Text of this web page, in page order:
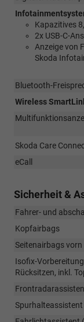
Kapazitives
2x USB-C-
Anzeige von
Skoda
Bluetooth-
Wireless
Skoda Care
eCall
Sicherheit &
Fahrer- und
Kopfairbags
Seitenairbags vorn
Isofix-
Rücksitzen, inkl.